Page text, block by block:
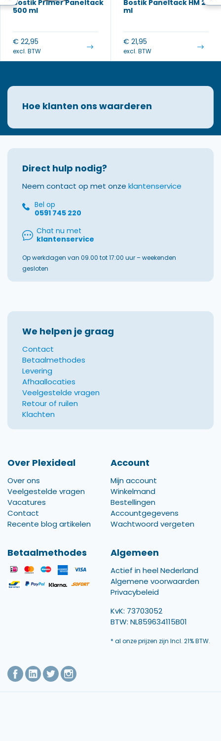
Bostik Primer Paneltack
500 ml
€ 22,95
excl. BTW
Bostik Paneltack HM 290
ml
€ 21,95
excl. BTW
Hoe klanten ons waarderen
Direct hulp nodig?
Neem contact op met onze klantenservice
Bel op
0591 745 220
Chat nu met
klantenservice
Op werkdagen van 09.00 tot 17:00 uur – weekenden
gesloten
We helpen je graag
Contact
Betaalmethodes
Levering
Afhaallocaties
Veelgestelde vragen
Retour of ruilen
Klachten
Over Plexideal
Over ons
Veelgestelde vragen
Vacatures
Contact
Recente blog artikelen
Account
Mijn account
Winkelmand
Bestellingen
Accountgegevens
Wachtwoord vergeten
Betaalmethodes Algemeen
Actief in heel Nederland
Algemene voorwaarden
Privacybeleid
KvK: 73703052
BTW: NL859634115B01
* al onze prijzen zijn Incl. 21% BTW.